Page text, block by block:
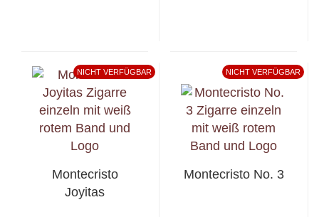
NICHT VERFÜGBAR
Montecristo
Joyitas
NICHT VERFÜGBAR
Montecristo No. 3